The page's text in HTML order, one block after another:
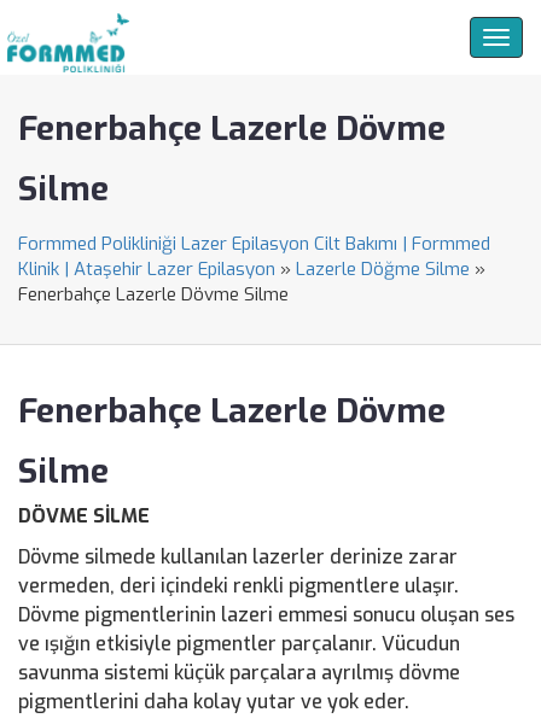
Fenerbahçe Lazerle Dövme
Silme
Formmed Polikliniği Lazer Epilasyon Cilt Bakımı | Formmed
Klinik | Ataşehir Lazer Epilasyon » Lazerle Döğme Silme »
Fenerbahçe Lazerle Dövme Silme
Fenerbahçe Lazerle Dövme
Silme
DÖVME SİLME
Dövme silmede kullanılan lazerler derinize zarar
vermeden, deri içindeki renkli pigmentlere ulaşır.
Dövme pigmentlerinin lazeri emmesi sonucu oluşan ses
ve ışığın etkisiyle pigmentler parçalanır. Vücudun
savunma sistemi küçük parçalara ayrılmış dövme
pigmentlerini daha kolay yutar ve yok eder.